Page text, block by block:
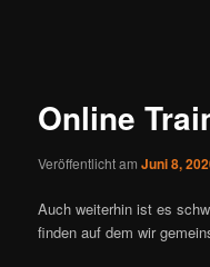
Online
Veröffentlicht amJuni 8,
Auch weiterhin ist es
finden auf dem wir